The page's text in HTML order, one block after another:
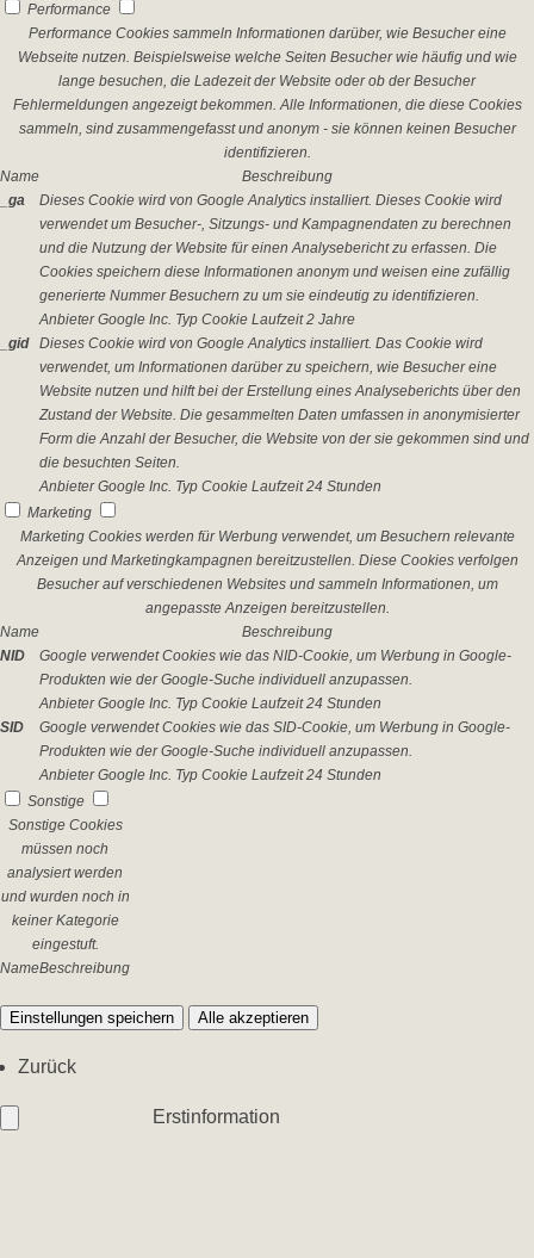
Performance
Performance Cookies sammeln Informationen darüber, wie Besucher eine
Webseite nutzen. Beispielsweise welche Seiten Besucher wie häufig und wie
lange besuchen, die Ladezeit der Website oder ob der Besucher
Fehlermeldungen angezeigt bekommen. Alle Informationen, die diese Cookies
sammeln, sind zusammengefasst und anonym - sie können keinen Besucher
identifizieren.
Name
Beschreibung
_ga
Dieses Cookie wird von Google Analytics installiert. Dieses Cookie wird
verwendet um Besucher-, Sitzungs- und Kampagnendaten zu berechnen
und die Nutzung der Website für einen Analysebericht zu erfassen. Die
Cookies speichern diese Informationen anonym und weisen eine zufällig
generierte Nummer Besuchern zu um sie eindeutig zu identifizieren.
Anbieter Google Inc. Typ Cookie Laufzeit 2 Jahre
_gid
Dieses Cookie wird von Google Analytics installiert. Das Cookie wird
verwendet, um Informationen darüber zu speichern, wie Besucher eine
Website nutzen und hilft bei der Erstellung eines Analyseberichts über den
Zustand der Website. Die gesammelten Daten umfassen in anonymisierter
Form die Anzahl der Besucher, die Website von der sie gekommen sind und
die besuchten Seiten.
Anbieter Google Inc. Typ Cookie Laufzeit 24 Stunden
Marketing
Marketing Cookies werden für Werbung verwendet, um Besuchern relevante
Anzeigen und Marketingkampagnen bereitzustellen. Diese Cookies verfolgen
Besucher auf verschiedenen Websites und sammeln Informationen, um
angepasste Anzeigen bereitzustellen.
Name
Beschreibung
NID
Google verwendet Cookies wie das NID-Cookie, um Werbung in Google-
Produkten wie der Google-Suche individuell anzupassen.
Anbieter Google Inc. Typ Cookie Laufzeit 24 Stunden
SID
Google verwendet Cookies wie das SID-Cookie, um Werbung in Google-
Produkten wie der Google-Suche individuell anzupassen.
Anbieter Google Inc. Typ Cookie Laufzeit 24 Stunden
Sonstige
Sonstige Cookies
müssen noch
analysiert werden
und wurden noch in
keiner Kategorie
eingestuft.
NameBeschreibung
Einstellungen speichern Alle akzeptieren
Zurück
Erstinformation